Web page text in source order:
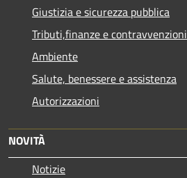
Giustizia e sicurezza pubblica
Tributi,finanze e contravvenzioni
Ambiente
Salute, benessere e assistenza
Autorizzazioni
NOVITÀ
Notizie